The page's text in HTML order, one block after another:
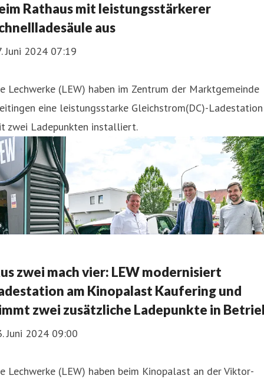
Rathaus mit leistungsstärkerer
aus
Juni 2024 07:19
Lechwerke (LEW) haben im Zentrum der Marktgemeinde
eine leistungsstarke Gleichstrom(DC)-Ladestation
zwei Ladepunkten installiert.
zwei mach vier: LEW modernisiert
am Kinopalast Kaufering und
zwei zusätzliche Ladepunkte in
Juni 2024 09:00
Lechwerke (LEW) haben beim Kinopalast an der Viktor-